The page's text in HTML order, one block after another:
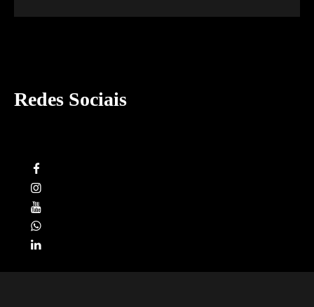
Redes Sociais